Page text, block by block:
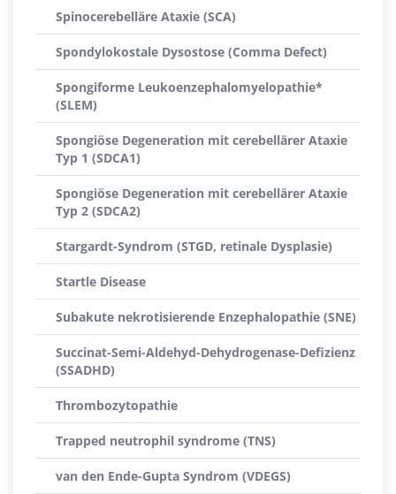
Spinocerebelläre Ataxie (SCA)
Spondylokostale Dysostose (Comma Defect)
Spongiforme Leukoenzephalomyelopathie*
(SLEM)
Spongiöse Degeneration mit cerebellärer Ataxie
Typ 1 (SDCA1)
Spongiöse Degeneration mit cerebellärer Ataxie
Typ 2 (SDCA2)
Stargardt-Syndrom (STGD, retinale Dysplasie)
Startle Disease
Subakute nekrotisierende Enzephalopathie (SNE)
Succinat-Semi-Aldehyd-Dehydrogenase-Defizienz
(SSADHD)
Thrombozytopathie
Trapped neutrophil syndrome (TNS)
van den Ende-Gupta Syndrom (VDEGS)